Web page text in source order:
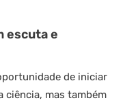
escuta e
de iniciar
ciência, mas também